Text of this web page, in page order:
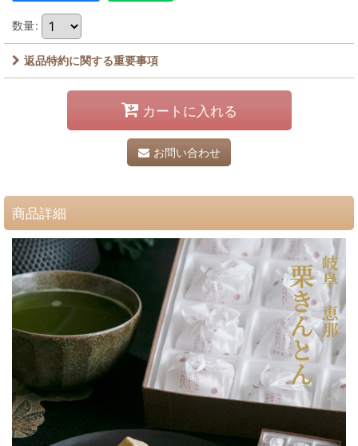
数量:
返品特約に関する重要事項
カートに入れる
お問い合わせ
商品詳細